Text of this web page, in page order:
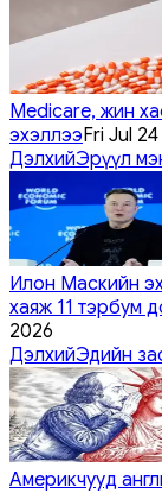
Medicare, жин
эхэллээFri Jul
ДэлхийЭрүүл
Илон Маскийн
хаяж 11 тэрбум
2026
ДэлхийЭдийн
Америкчууд